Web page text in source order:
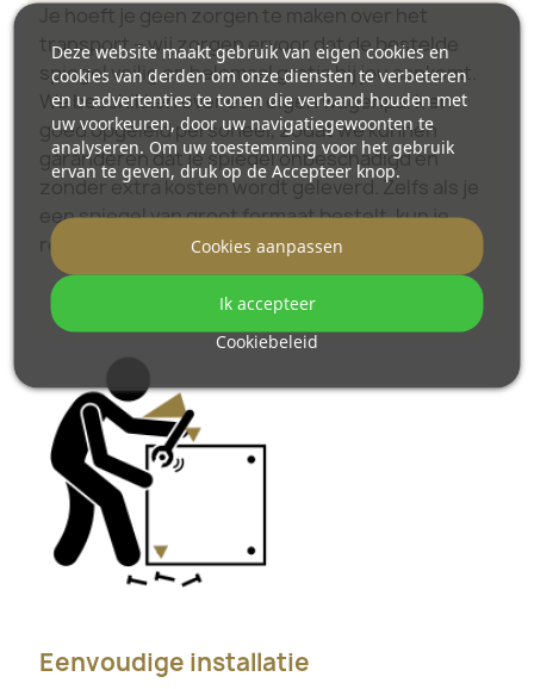
Je hoeft je geen zorgen te maken over het
transport – wij zorgen ervoor dat de bestelde
spiegel veilig en helemaal gratis bij jou aankomt.
We beschikken over een eigen wagenpark en
goed opgeleid personeel, zodat we kunnen
garanderen dat je spiegel onbeschadigd en
zonder extra kosten wordt geleverd. Zelfs als je
een spiegel van groot formaat bestelt, kun je
rekenen op een vlotte levering.
Bekijk hoe onze spiegels worden verpakt.
Eenvoudige installatie
Deze website maakt gebruik van eigen cookies en
cookies van derden om onze diensten te verbeteren
en u advertenties te tonen die verband houden met
uw voorkeuren, door uw navigatiegewoonten te
analyseren. Om uw toestemming voor het gebruik
ervan te geven, druk op de Accepteer knop.
Cookiebeleid
Cookies aanpassen
Ik accepteer